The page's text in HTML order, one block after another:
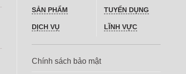
SẢN PHẨM
DỊCH VỤ
TUYỂN DỤNG
LĨNH VỰC
Chính sách bảo mật